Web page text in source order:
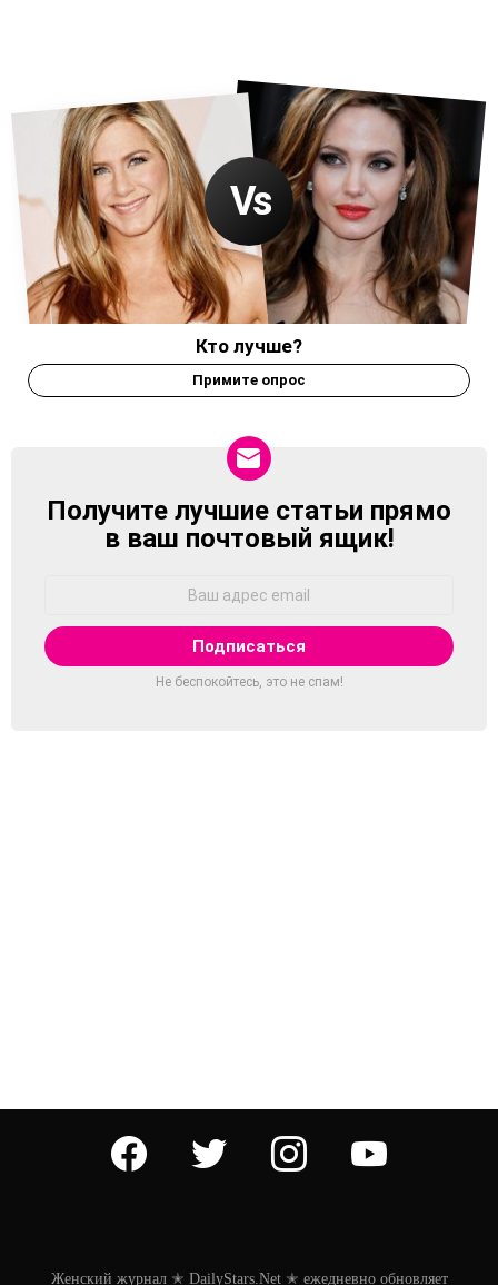
Кто лучше?
Примите опрос
NEWSLETTER
Получите лучшие статьи прямо
в ваш почтовый ящик!
Не беспокойтесь, это не спам!
facebook twitter instagram
Женский журнал ✭ DailyStars.Net ✭ ежедневно обновляет